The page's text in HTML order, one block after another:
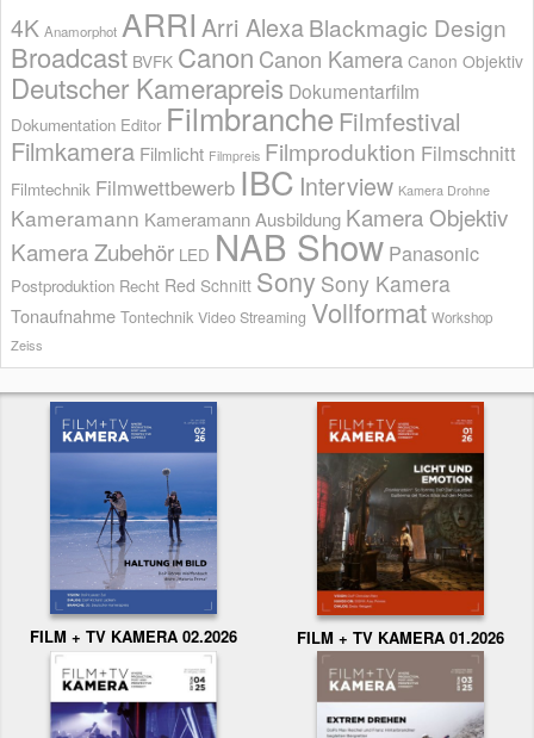
4K Anamorphot ARRI Arri AlexaBlackmagic Design
Broadcast BVFK Canon Canon Kamera Canon Objektiv
Deutscher Kamerapreis Dokumentarfilm
Dokumentation Editor Filmbranche Filmfestival
Filmkamera Filmlicht Filmpreis Filmproduktion Filmschnitt
Filmtechnik Filmwettbewerb IBC Interview Kamera Drohne
Kameramann Kameramann Ausbildung Kamera Objektiv
Kamera Zubehör LED NAB Show Panasonic
Postproduktion Recht Red Schnitt Sony Sony Kamera
Tonaufnahme Tontechnik Video Streaming Vollformat Workshop
Zeiss
FILM + TV KAMERA 02.2026 FILM + TV KAMERA 01.2026